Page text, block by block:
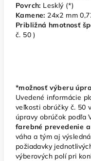
Povrch: Lesklý (*)
Kamene: 24x2 mm
Približná hmotnosť
č. 50 )
*možnosť výberu
Uvedené informácie
veľkosti obrúčky č. 50
úpravy obrúčok podľa
farebné prevedenie
váha a tým aj
požiadavky
výberových polí pri